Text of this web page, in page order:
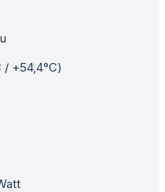
/ +54,4°C)